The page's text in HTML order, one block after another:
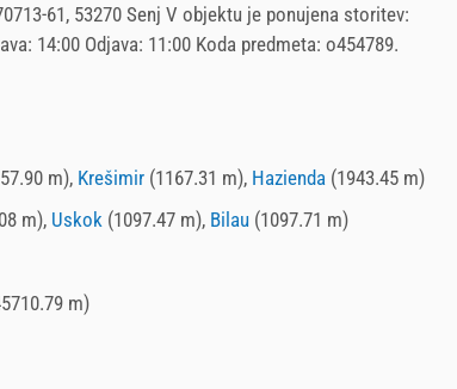
61, 53270 Senj V objektu je ponujena storitev:
14:00 Odjava: 11:00 Koda predmeta: o454789.
m), Krešimir (1167.31 m), Hazienda (1943.45 m)
m), Uskok (1097.47 m), Bilau (1097.71 m)
m)